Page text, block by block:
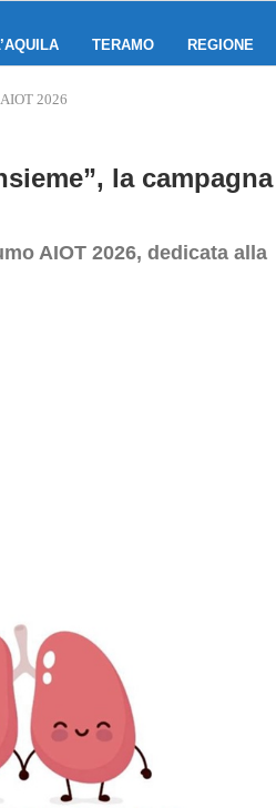
TERAMO REGIONE
2026
la campagna
AIOT 2026, dedicata alla